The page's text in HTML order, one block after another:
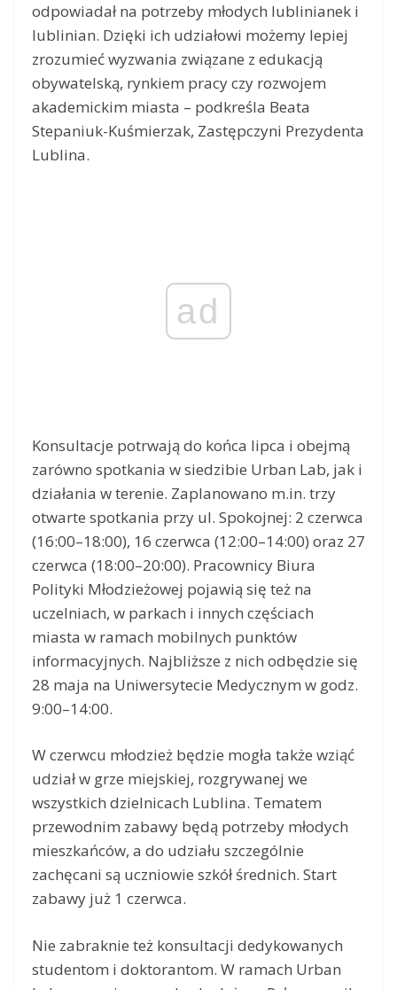
odpowiadał na potrzeby młodych lublinianek i
lublinian. Dzięki ich udziałowi możemy lepiej
zrozumieć wyzwania związane z edukacją
obywatelską, rynkiem pracy czy rozwojem
akademickim miasta – podkreśla Beata
Stepaniuk-Kuśmierzak, Zastępczyni Prezydenta
Lublina.
ad
Konsultacje potrwają do końca lipca i obejmą
zarówno spotkania w siedzibie Urban Lab, jak i
działania w terenie. Zaplanowano m.in. trzy
otwarte spotkania przy ul. Spokojnej: 2 czerwca
(16:00–18:00), 16 czerwca (12:00–14:00) oraz 27
czerwca (18:00–20:00). Pracownicy Biura
Polityki Młodzieżowej pojawią się też na
uczelniach, w parkach i innych częściach
miasta w ramach mobilnych punktów
informacyjnych. Najbliższe z nich odbędzie się
28 maja na Uniwersytecie Medycznym w godz.
9:00–14:00.
W czerwcu młodzież będzie mogła także wziąć
udział w grze miejskiej, rozgrywanej we
wszystkich dzielnicach Lublina. Tematem
przewodnim zabawy będą potrzeby młodych
mieszkańców, a do udziału szczególnie
zachęcani są uczniowie szkół średnich. Start
zabawy już 1 czerwca.
Nie zabraknie też konsultacji dedykowanych
studentom i doktorantom. W ramach Urban